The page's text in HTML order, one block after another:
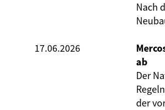
Nach
17.06.2026
ab
Der
der